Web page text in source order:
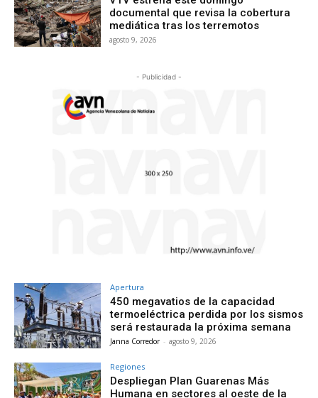
documental que revisa la cobertura
mediática tras los terremotos
agosto 9, 2026
- Publicidad -
Apertura
450 megavatios de la capacidad
termoeléctrica perdida por los sismos
será restaurada la próxima semana
Janna Corredor - agosto 9, 2026
Regiones
Despliegan Plan Guarenas Más
Humana en sectores al oeste de la